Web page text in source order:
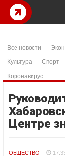
Все новости
Культура
Спорт
Коронавирус
Центре
ОБЩЕСТВО